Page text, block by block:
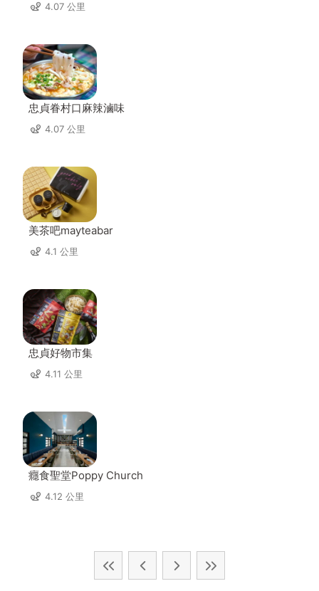
4.07 公里
忠貞眷村口麻辣滷味
4.07 公里
美茶吧mayteabar
4.1 公里
忠貞好物市集
4.11 公里
癮食聖堂Poppy Church
4.12 公里